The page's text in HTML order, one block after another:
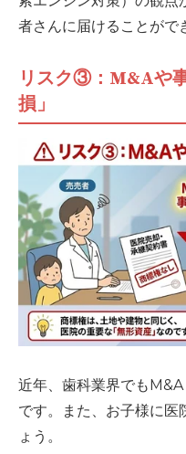
者さんに届けることがで
リスク③：M&Aや
損」
近年、歯科業界でも
です。また、お子様に医
ょう。